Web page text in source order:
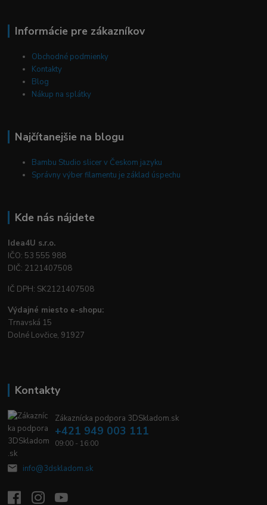
Informácie pre zákazníkov
Obchodné podmienky
Kontakty
Blog
Nákup na splátky
Najčítanejšie na blogu
Bambu Studio slicer v Českom jazyku
Správny výber filamentu je základ úspechu
Kde nás nájdete
Idea4U s.r.o.
IČO: 53 555 988
DIČ: 2121407508
IČ DPH: SK2121407508
Výdajné miesto e-shopu:
Trnavská 15
Dolné Lovčice, 91927
Kontakty
Zákaznícka podpora 3DSkladom.sk
+421 949 003 111
09:00 - 16:00
info@3dskladom.sk